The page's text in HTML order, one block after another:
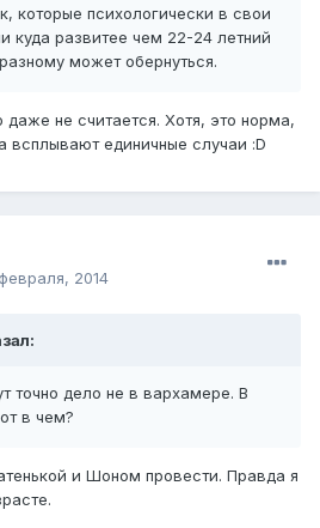
которые психологически в свои
куда развитее чем 22-24 летний
может обернуться.
даже не считается. Хотя, это норма,
всплывают единичные случаи :D
2014
точно дело не в вархамере. В
в чем?
и Шоном провести. Правда я